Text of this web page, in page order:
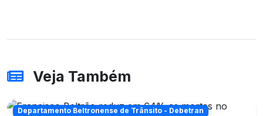
Veja Também
Departamento Beltronense de Trânsito - Debetran